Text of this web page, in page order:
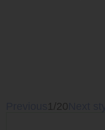
1/20